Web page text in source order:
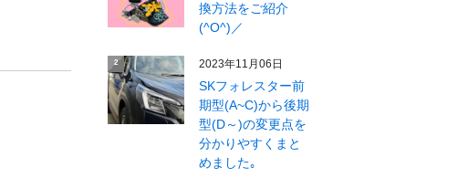
換方法をご紹介
(^O^)／
2 2023年11月06日
SKフォレスター前
期型(A~C)から後期
型(D～)の変更点を
分かりやすくまと
めました｡